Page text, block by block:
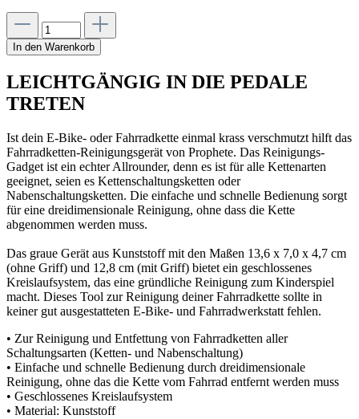
In den Warenkorb
LEICHTGÄNGIG IN DIE PEDALE
TRETEN
Ist dein E-Bike- oder Fahrradkette einmal krass verschmutzt hilft das
Fahrradketten-Reinigungsgerät von Prophete. Das Reinigungs-
Gadget ist ein echter Allrounder, denn es ist für alle Kettenarten
geeignet, seien es Kettenschaltungsketten oder
Nabenschaltungsketten. Die einfache und schnelle Bedienung sorgt
für eine dreidimensionale Reinigung, ohne dass die Kette
abgenommen werden muss.
Das graue Gerät aus Kunststoff mit den Maßen 13,6 x 7,0 x 4,7 cm
(ohne Griff) und 12,8 cm (mit Griff) bietet ein geschlossenes
Kreislaufsystem, das eine gründliche Reinigung zum Kinderspiel
macht. Dieses Tool zur Reinigung deiner Fahrradkette sollte in
keiner gut ausgestatteten E-Bike- und Fahrradwerkstatt fehlen.
• Zur Reinigung und Entfettung von Fahrradketten aller
Schaltungsarten (Ketten- und Nabenschaltung)
• Einfache und schnelle Bedienung durch dreidimensionale
Reinigung, ohne das die Kette vom Fahrrad entfernt werden muss
• Geschlossenes Kreislaufsystem
• Material: Kunststoff